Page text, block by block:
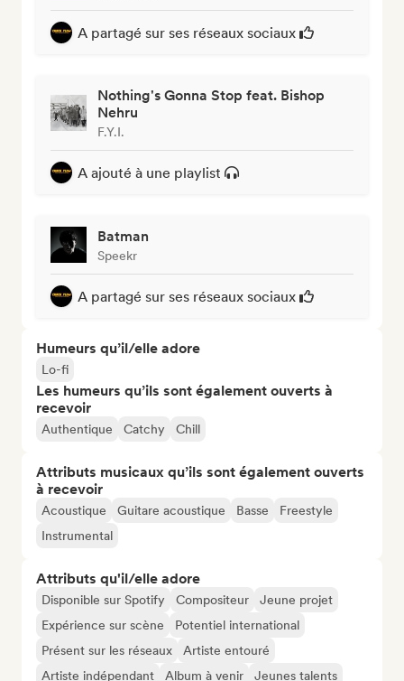
A partagé sur ses réseaux sociaux
Nothing's Gonna Stop feat. Bishop
Nehru
F.Y.I.
A ajouté à une playlist
Batman
Speekr
A partagé sur ses réseaux sociaux
Humeurs qu’il/elle adore
Lo-fi
Les humeurs qu’ils sont également ouverts à
recevoir
Authentique Catchy Chill
Attributs musicaux qu’ils sont également ouverts
à recevoir
Acoustique Guitare acoustique Basse
Freestyle
Instrumental
Attributs qu'il/elle adore
Disponible sur Spotify Compositeur
Jeune projet
Expérience sur scène
Potentiel international
Présent sur les réseaux
Artiste entouré
Artiste indépendant
Album à venir Jeunes talents